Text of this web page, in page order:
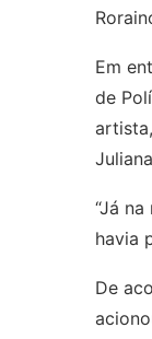
Em
de
“Já
havia
De